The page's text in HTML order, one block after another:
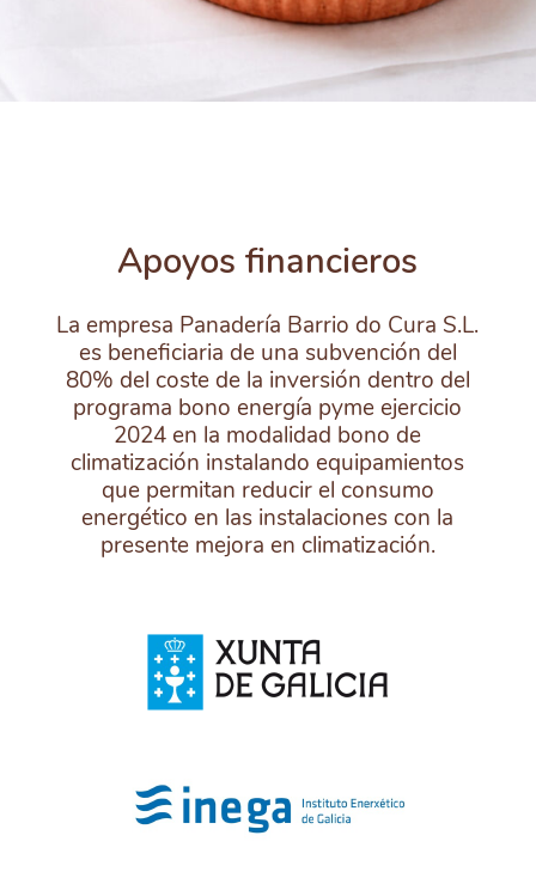
Apoyos financieros
La empresa Panadería Barrio do Cura S.L.
es beneficiaria de una subvención del
80% del coste de la inversión dentro del
programa bono energía pyme ejercicio
2024 en la modalidad bono de
climatización instalando equipamientos
que permitan reducir el consumo
energético en las instalaciones con la
presente mejora en climatización.